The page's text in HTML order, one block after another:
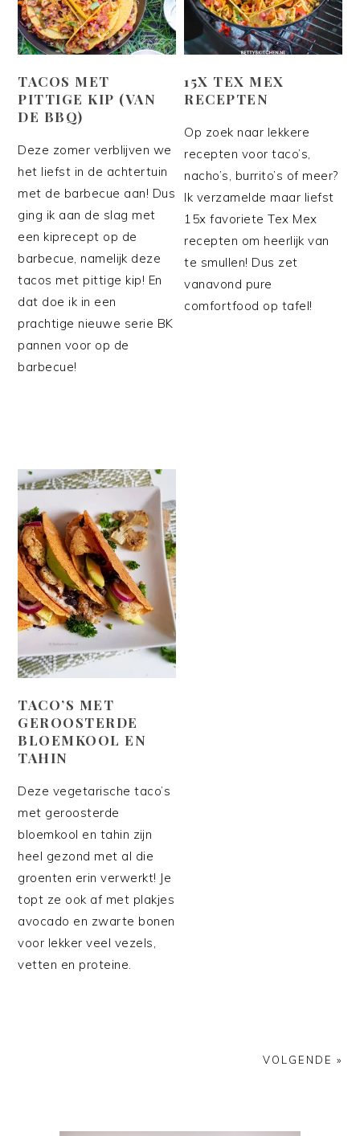
TACOS MET
PITTIGE KIP (VAN
DE BBQ)
Deze zomer verblijven we
het liefst in de achtertuin
met de barbecue aan! Dus
ging ik aan de slag met
een kiprecept op de
barbecue, namelijk deze
tacos met pittige kip! En
dat doe ik in een
prachtige nieuwe serie BK
pannen voor op de
barbecue!
15X TEX MEX
RECEPTEN
Op zoek naar lekkere
recepten voor taco’s,
nacho’s, burrito’s of meer?
Ik verzamelde maar liefst
15x favoriete Tex Mex
recepten om heerlijk van
te smullen! Dus zet
vanavond pure
comfortfood op tafel!
TACO’S MET
GEROOSTERDE
BLOEMKOOL EN
TAHIN
Deze vegetarische taco’s
met geroosterde
bloemkool en tahin zijn
heel gezond met al die
groenten erin verwerkt! Je
topt ze ook af met plakjes
avocado en zwarte bonen
voor lekker veel vezels,
vetten en proteine.
VOLGENDE »